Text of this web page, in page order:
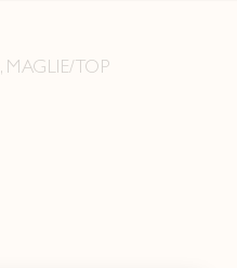
, MAGLIE/TOP